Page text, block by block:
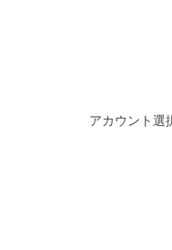
アカウント選